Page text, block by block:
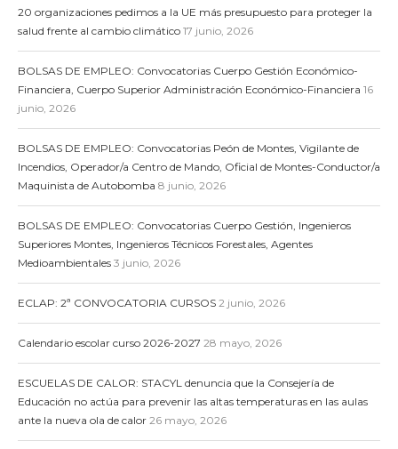
20 organizaciones pedimos a la UE más presupuesto para proteger la
salud frente al cambio climático 17 junio, 2026
BOLSAS DE EMPLEO: Convocatorias Cuerpo Gestión Económico-
Financiera, Cuerpo Superior Administración Económico-Financiera 16
junio, 2026
BOLSAS DE EMPLEO: Convocatorias Peón de Montes, Vigilante de
Incendios, Operador/a Centro de Mando, Oficial de Montes-Conductor/a
Maquinista de Autobomba 8 junio, 2026
BOLSAS DE EMPLEO: Convocatorias Cuerpo Gestión, Ingenieros
Superiores Montes, Ingenieros Técnicos Forestales, Agentes
Medioambientales 3 junio, 2026
ECLAP: 2ª CONVOCATORIA CURSOS 2 junio, 2026
Calendario escolar curso 2026-2027 28 mayo, 2026
ESCUELAS DE CALOR: STACYL denuncia que la Consejería de
Educación no actúa para prevenir las altas temperaturas en las aulas
ante la nueva ola de calor 26 mayo, 2026